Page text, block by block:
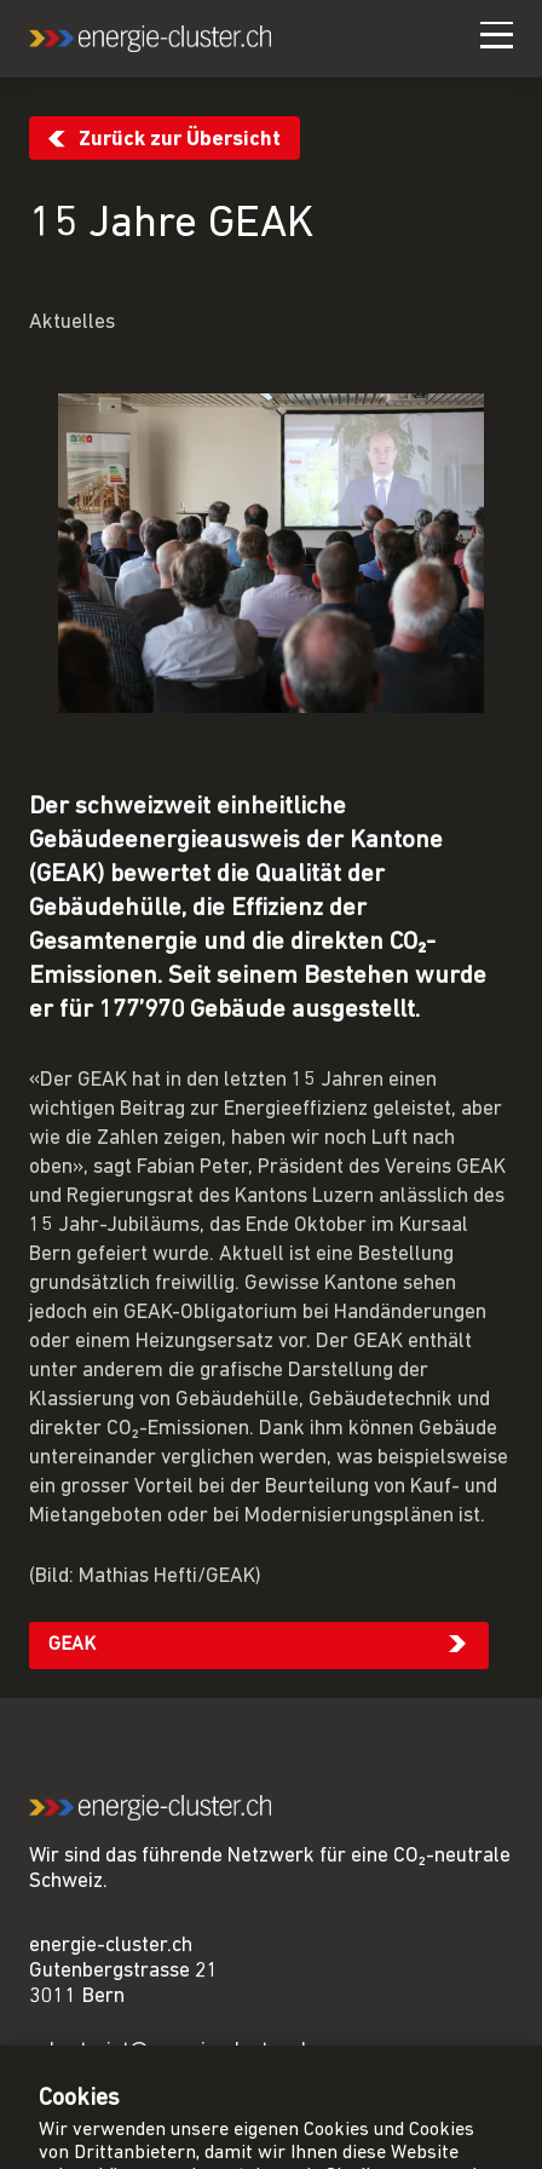
Zurück zur Übersicht
15 Jahre GEAK
Aktuelles
Der schweizweit einheitliche
Gebäudeenergieausweis der Kantone
(GEAK) bewertet die Qualität der
Gebäudehülle, die Effizienz der
Gesamtenergie und die direkten CO₂-
Emissionen. Seit seinem Bestehen wurde
er für 177’970 Gebäude ausgestellt.
«Der GEAK hat in den letzten 15 Jahren einen
wichtigen Beitrag zur Energieeffizienz geleistet, aber
wie die Zahlen zeigen, haben wir noch Luft nach
oben», sagt Fabian Peter, Präsident des Vereins GEAK
und Regierungsrat des Kantons Luzern anlässlich des
15 Jahr-Jubiläums, das Ende Oktober im Kursaal
Bern gefeiert wurde. Aktuell ist eine Bestellung
grundsätzlich freiwillig. Gewisse Kantone sehen
jedoch ein GEAK-Obligatorium bei Handänderungen
oder einem Heizungsersatz vor. Der GEAK enthält
unter anderem die grafische Darstellung der
Klassierung von Gebäudehülle, Gebäudetechnik und
direkter CO₂-Emissionen. Dank ihm können Gebäude
untereinander verglichen werden, was beispielsweise
ein grosser Vorteil bei der Beurteilung von Kauf- und
Mietangeboten oder bei Modernisierungsplänen ist.
(Bild: Mathias Hefti/GEAK)
GEAK
Wir sind das führende Netzwerk für eine CO₂-neutrale
Schweiz.
energie-cluster.ch
Gutenbergstrasse 21
3011 Bern
sekretariat@energie-cluster.ch
Cookies
Wir verwenden unsere eigenen Cookies und Cookies
von Drittanbietern, damit wir Ihnen diese Website